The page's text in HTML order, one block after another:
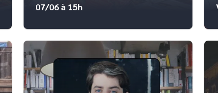
07/06 à 15h